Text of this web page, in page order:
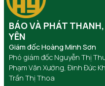
BÁO VÀ PHÁT
YÊN
Giám đốc Hoàng Minh Sơn
Phó giám đốc Nguyễn Thị
Phạm Văn Xướng, Đinh Đức
Trần Thị Thoa